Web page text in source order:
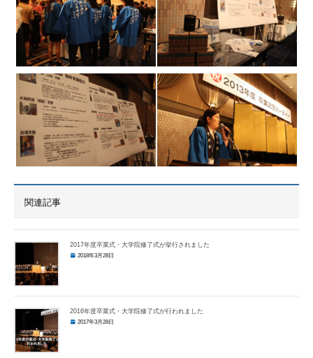
関連記事
2017年度卒業式・大学院修了式が挙行されました
2018年3月28日
2016年度卒業式・大学院修了式が行われました
2017年3月28日